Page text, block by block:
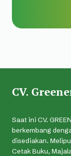
CV.
Saat ini CV.
berkembang
disediakan.
Cetak Buku,